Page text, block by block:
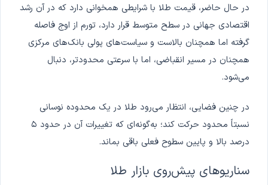
در حال حاضر، قیمت طلا با شرایطی همخوانی دارد که در آن رشد
اقتصادی جهانی در سطح متوسط قرار دارد، تورم از اوج فاصله
گرفته اما همچنان بالاست و سیاست‌های پولی بانک‌های مرکزی
همچنان در مسیر انقباضی، اما با سرعتی محدودتر، دنبال
می‌شود.
در چنین فضایی، انتظار می‌رود طلا در یک محدوده نوسانی
نسبتاً محدود حرکت کند؛ به‌گونه‌ای که تغییرات آن در حدود ۵
درصد بالا و پایین سطوح فعلی باقی بماند.
سناریوهای پیش‌روی بازار طلا